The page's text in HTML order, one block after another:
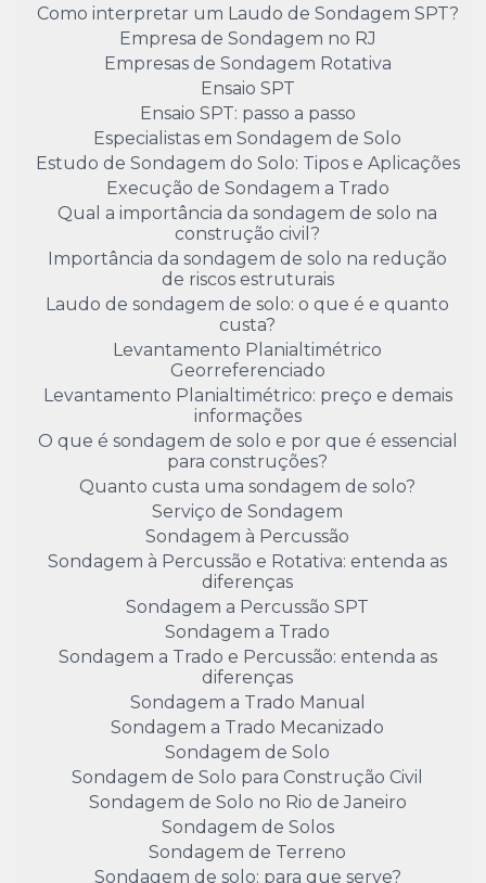
Como interpretar um Laudo de Sondagem SPT?
Empresa de Sondagem no RJ
Empresas de Sondagem Rotativa
Ensaio SPT
Ensaio SPT: passo a passo
Especialistas em Sondagem de Solo
Estudo de Sondagem do Solo: Tipos e Aplicações
Execução de Sondagem a Trado
Qual a importância da sondagem de solo na
construção civil?
Importância da sondagem de solo na redução
de riscos estruturais
Laudo de sondagem de solo: o que é e quanto
custa?
Levantamento Planialtimétrico
Georreferenciado
Levantamento Planialtimétrico: preço e demais
informações
O que é sondagem de solo e por que é essencial
para construções?
Quanto custa uma sondagem de solo?
Serviço de Sondagem
Sondagem à Percussão
Sondagem à Percussão e Rotativa: entenda as
diferenças
Sondagem a Percussão SPT
Sondagem a Trado
Sondagem a Trado e Percussão: entenda as
diferenças
Sondagem a Trado Manual
Sondagem a Trado Mecanizado
Sondagem de Solo
Sondagem de Solo para Construção Civil
Sondagem de Solo no Rio de Janeiro
Sondagem de Solos
Sondagem de Terreno
Sondagem de solo: para que serve?